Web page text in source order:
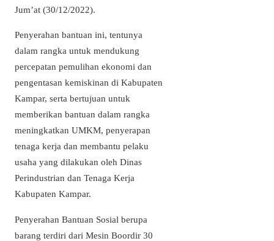
Jum’at (30/12/2022).
Penyerahan bantuan ini, tentunya
dalam rangka untuk mendukung
percepatan pemulihan ekonomi dan
pengentasan kemiskinan di Kabupaten
Kampar, serta bertujuan untuk
memberikan bantuan dalam rangka
meningkatkan UMKM, penyerapan
tenaga kerja dan membantu pelaku
usaha yang dilakukan oleh Dinas
Perindustrian dan Tenaga Kerja
Kabupaten Kampar.
Penyerahan Bantuan Sosial berupa
barang terdiri dari Mesin Boordir 30